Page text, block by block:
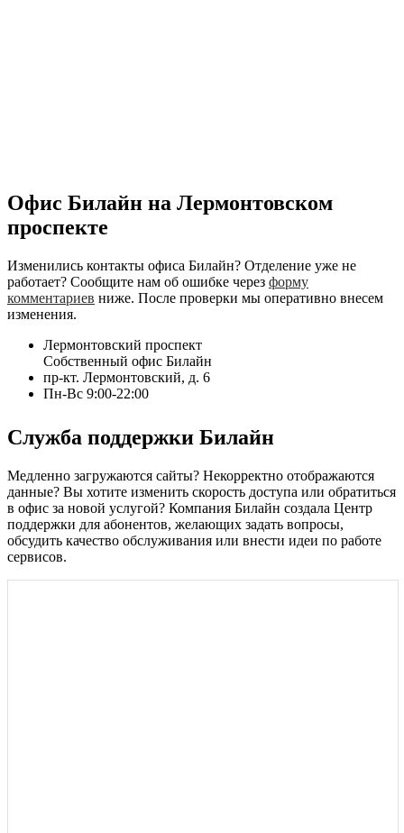
Офис Билайн на Лермонтовском
проспекте
Изменились контакты офиса Билайн? Отделение уже не
работает? Сообщите нам об ошибке через форму
комментариев ниже. После проверки мы оперативно внесем
изменения.
Лермонтовский проспект
Собственный офис Билайн
пр-кт. Лермонтовский, д. 6
Пн-Вс 9:00-22:00
Служба поддержки Билайн
Медленно загружаются сайты? Некорректно отображаются
данные? Вы хотите изменить скорость доступа или обратиться
в офис за новой услугой? Компания Билайн создала Центр
поддержки для абонентов, желающих задать вопросы,
обсудить качество обслуживания или внести идеи по работе
сервисов.